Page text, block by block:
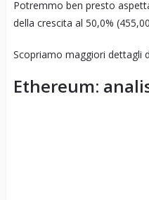
Potremmo ben presto
della crescita al 50,0%
Scopriamo maggiori dettagli
Ethereum: